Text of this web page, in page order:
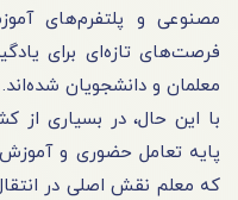
مصنوعی و پلتفرم‌های
فرصت‌های تازه‌ای برای
معلمان و دانشجویان شده‌اند.
با این حال، در بسیاری از
پایه تعامل حضوری و
که معلم نقش اصلی در